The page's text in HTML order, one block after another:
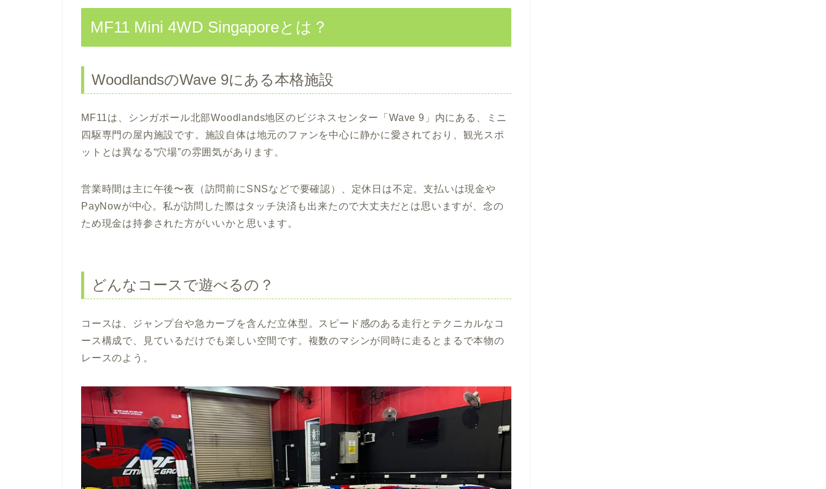
MF11 Mini 4WD Singaporeとは？
WoodlandsのWave 9にある本格施設
MF11は、シンガポール北部Woodlands地区のビジネスセンター「Wave 9」内にある、ミニ
四駆専門の屋内施設です。施設自体は地元のファンを中心に静かに愛されており、観光スポ
ットとは異なる“穴場”の雰囲気があります。
営業時間は主に午後〜夜（訪問前にSNSなどで要確認）、定休日は不定。支払いは現金や
PayNowが中心。私が訪問した際はタッチ決済も出来たので大丈夫だとは思いますが、念の
ため現金は持参された方がいいかと思います。
どんなコースで遊べるの？
コースは、ジャンプ台や急カーブを含んだ立体型。スピード感のある走行とテクニカルなコ
ース構成で、見ているだけでも楽しい空間です。複数のマシンが同時に走るとまるで本物の
レースのよう。